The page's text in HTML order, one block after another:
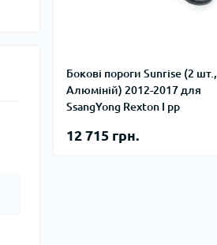
Бокові пороги Sunrise (2 шт.,
Алюміній) 2012-2017 для
SsangYong Rexton I рр
12 715 грн.